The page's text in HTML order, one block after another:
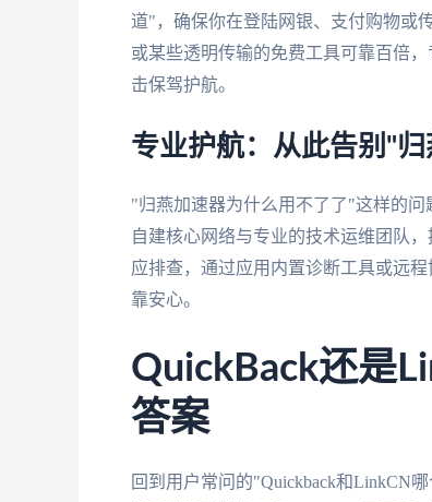
道"，确保你在登陆网银、支付购物或
或某些透明传输的免费工具可靠百倍
击保驾护航。
专业护航：从此告别"
"归燕加速器为什么用不了了"这样的
自建核心网络与专业的技术运维团队
应排查，通过应用内置诊断工具或远
靠安心。
QuickBack还是
答案
回到用户常问的"Quickback和LinkCN